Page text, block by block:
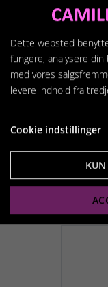
Dette websted
fungere, analysere
med vores
levere indhold fra
Cookie indstillinger